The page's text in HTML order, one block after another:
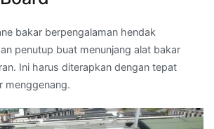
bakar berpengalaman hendak
penutup buat menunjang alat bakar
Ini harus diterapkan dengan tepat
menggenang.